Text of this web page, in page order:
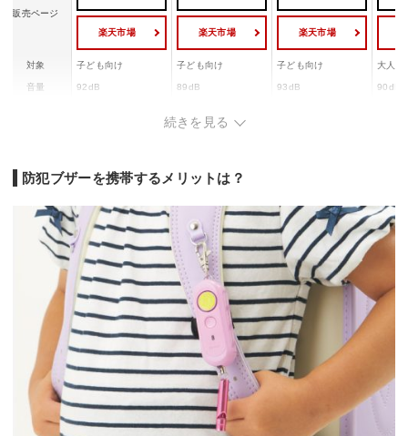
販売ページ
楽天市場 楽天市場 楽天市場
対象 子ども向け 子ども向け 子ども向け 大人向
音量 92dB 89dB 93dB 90dB
続きを見る
防犯ブザーを携帯するメリットは？